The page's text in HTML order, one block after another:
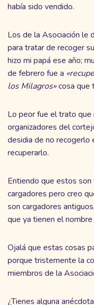
había sido vendido.
Los de la Asociación le
para tratar de recoger
hizo mi papá ese año;
de febrero fue a
los Milagros»cosa que
Lo peor fue el trato
organizadores del
desidia de no recogerlo
recuperarlo.
Entiendo que estos
cargadores pero creo
son cargadores
que ya tienen el
Ojalá que estas cosas
porque tristemente la
miembros de la
¿Tienes alguna